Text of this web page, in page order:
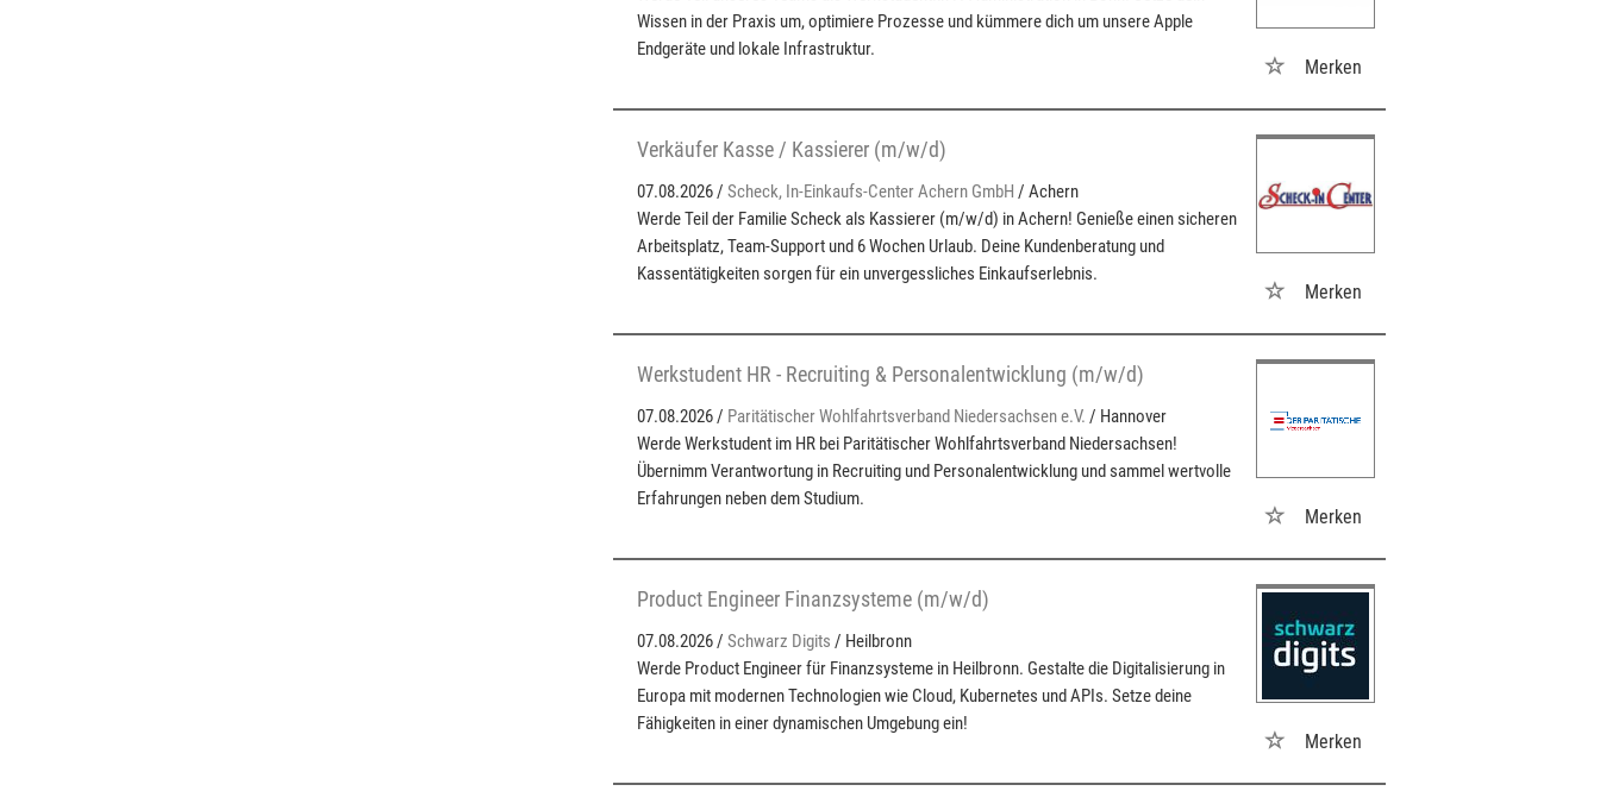
Wissen in der Praxis um, optimiere Prozesse und kümmere dich um unsere Apple
Endgeräte und lokale Infrastruktur.
Merken
Verkäufer Kasse / Kassierer (m/w/d)
07.08.2026 / Scheck, In-Einkaufs-Center Achern GmbH / Achern
Werde Teil der Familie Scheck als Kassierer (m/w/d) in Achern! Genieße einen sicheren
Arbeitsplatz, Team-Support und 6 Wochen Urlaub. Deine Kundenberatung und
Kassentätigkeiten sorgen für ein unvergessliches Einkaufserlebnis.
Merken
Werkstudent HR - Recruiting & Personalentwicklung (m/w/d)
07.08.2026 / Paritätischer Wohlfahrtsverband Niedersachsen e.V. / Hannover
Werde Werkstudent im HR bei Paritätischer Wohlfahrtsverband Niedersachsen!
Übernimm Verantwortung in Recruiting und Personalentwicklung und sammel wertvolle
Erfahrungen neben dem Studium.
Merken
Product Engineer Finanzsysteme (m/w/d)
07.08.2026 / Schwarz Digits / Heilbronn
Werde Product Engineer für Finanzsysteme in Heilbronn. Gestalte die Digitalisierung in
Europa mit modernen Technologien wie Cloud, Kubernetes und APIs. Setze deine
Fähigkeiten in einer dynamischen Umgebung ein!
Merken